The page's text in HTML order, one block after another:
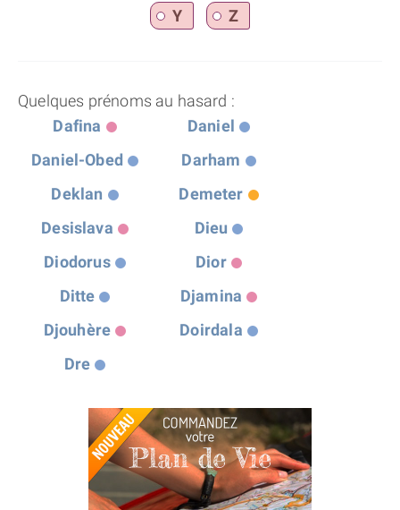
Y
Z
Quelques prénoms au hasard :
Dafina
Daniel
Daniel-Obed
Darham
Deklan
Demeter
Desislava
Dieu
Diodorus
Dior
Ditte
Djamina
Djouhère
Doirdala
Dre